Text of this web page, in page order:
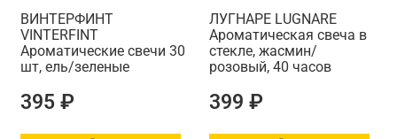
ВИНТЕРФИНТ
VINTERFINT
Ароматические свечи 30
шт, ель/зеленые
395 ₽
ЛУГНАРЕ LUGNARE
Ароматическая свеча в
стекле, жасмин/
розовый, 40 часов
399 ₽